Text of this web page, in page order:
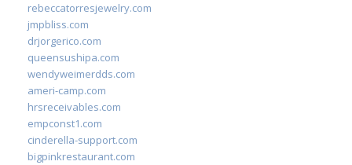
rebeccatorresjewelry.com
jmpbliss.com
drjorgerico.com
queensushipa.com
wendyweimerdds.com
ameri-camp.com
hrsreceivables.com
empconst1.com
cinderella-support.com
bigpinkrestaurant.com